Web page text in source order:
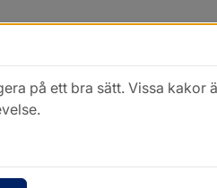
på ett bra sätt. Vissa kakor